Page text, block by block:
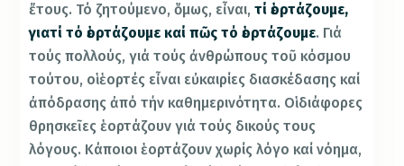
ἔτους. Τό ζητούμενο, ὅμως, εἶναι,τί ἑορτάζουμε,
γιατί τό ἑορτάζουμε καί πῶς τό ἑορτάζουμε. Γιά
τούς πολλούς, γιά τούς ἀνθρώπους τοῦ κόσμου
τούτου, οἱ ἑορτές εἶναι εὐκαιρίες διασκέδασης καί
ἀπόδρασης ἀπό τήν καθημερινότητα. Οἱ διάφορες
θρησκεῖες ἑορτάζουν γιά τούς δικούς τους
λόγους. Κάποιοι ἑορτάζουν χωρίς λόγο καί νόημα,